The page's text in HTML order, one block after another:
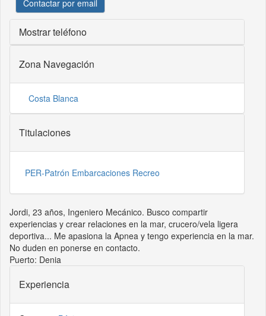
Contactar por email
Mostrar teléfono
Zona Navegación
Costa Blanca
Titulaciones
PER-Patrón Embarcaciones Recreo
Jordi, 23 años, Ingeniero Mecánico. Busco compartir
experiencias y crear relaciones en la mar, crucero/vela ligera
deportiva... Me apasiona la Apnea y tengo experiencia en la mar.
No duden en ponerse en contacto.
Puerto: Denia
Experiencia